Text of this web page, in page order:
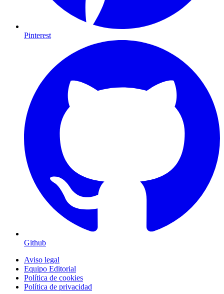
Pinterest
Github
Aviso legal
Equipo Editorial
Política de cookies
Política de privacidad